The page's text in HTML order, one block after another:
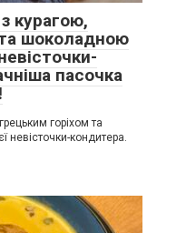
курагою,
шоколадною
пасочка
горіхом та
кондитера.